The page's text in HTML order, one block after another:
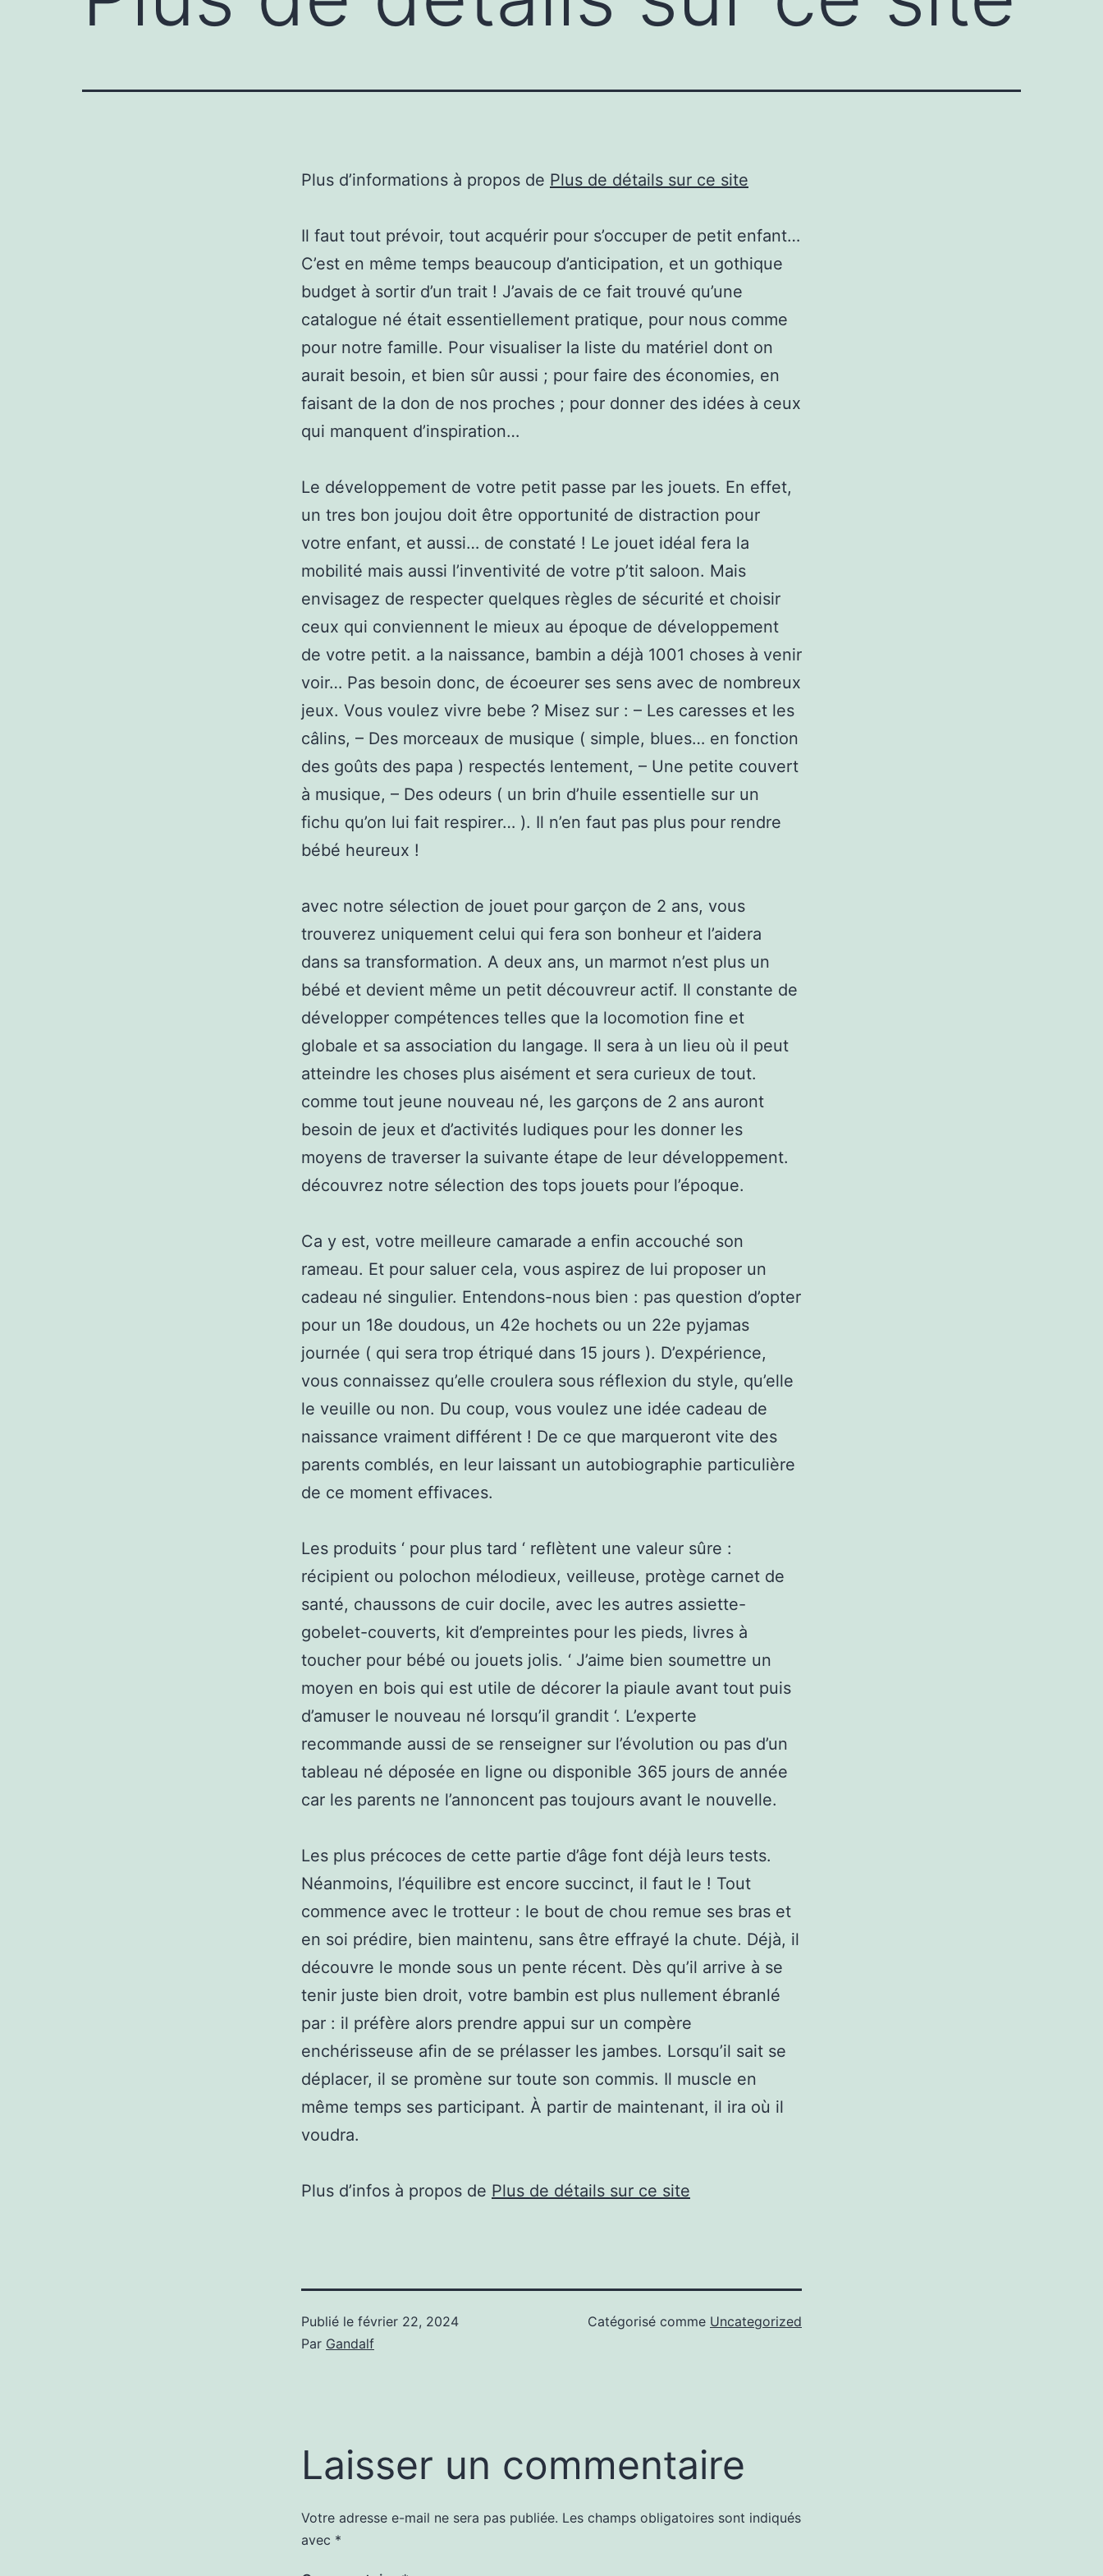
Plus d’informations à propos de Plus de détails sur ce site
Il faut tout prévoir, tout acquérir pour s’occuper de petit enfant…
C’est en même temps beaucoup d’anticipation, et un gothique
budget à sortir d’un trait ! J’avais de ce fait trouvé qu’une
catalogue né était essentiellement pratique, pour nous comme
pour notre famille. Pour visualiser la liste du matériel dont on
aurait besoin, et bien sûr aussi ; pour faire des économies, en
faisant de la don de nos proches ; pour donner des idées à ceux
qui manquent d’inspiration…
Le développement de votre petit passe par les jouets. En effet,
un tres bon joujou doit être opportunité de distraction pour
votre enfant, et aussi… de constaté ! Le jouet idéal fera la
mobilité mais aussi l’inventivité de votre p’tit saloon. Mais
envisagez de respecter quelques règles de sécurité et choisir
ceux qui conviennent le mieux au époque de développement
de votre petit. a la naissance, bambin a déjà 1001 choses à venir
voir… Pas besoin donc, de écoeurer ses sens avec de nombreux
jeux. Vous voulez vivre bebe ? Misez sur : – Les caresses et les
câlins, – Des morceaux de musique ( simple, blues… en fonction
des goûts des papa ) respectés lentement, – Une petite couvert
à musique, – Des odeurs ( un brin d’huile essentielle sur un
fichu qu’on lui fait respirer… ). Il n’en faut pas plus pour rendre
bébé heureux !
avec notre sélection de jouet pour garçon de 2 ans, vous
trouverez uniquement celui qui fera son bonheur et l’aidera
dans sa transformation. A deux ans, un marmot n’est plus un
bébé et devient même un petit découvreur actif. Il constante de
développer compétences telles que la locomotion fine et
globale et sa association du langage. Il sera à un lieu où il peut
atteindre les choses plus aisément et sera curieux de tout.
comme tout jeune nouveau né, les garçons de 2 ans auront
besoin de jeux et d’activités ludiques pour les donner les
moyens de traverser la suivante étape de leur développement.
découvrez notre sélection des tops jouets pour l’époque.
Ca y est, votre meilleure camarade a enfin accouché son
rameau. Et pour saluer cela, vous aspirez de lui proposer un
cadeau né singulier. Entendons-nous bien : pas question d’opter
pour un 18e doudous, un 42e hochets ou un 22e pyjamas
journée ( qui sera trop étriqué dans 15 jours ). D’expérience,
vous connaissez qu’elle croulera sous réflexion du style, qu’elle
le veuille ou non. Du coup, vous voulez une idée cadeau de
naissance vraiment différent ! De ce que marqueront vite des
parents comblés, en leur laissant un autobiographie particulière
de ce moment effivaces.
Les produits ‘ pour plus tard ‘ reflètent une valeur sûre :
récipient ou polochon mélodieux, veilleuse, protège carnet de
santé, chaussons de cuir docile, avec les autres assiette-
gobelet-couverts, kit d’empreintes pour les pieds, livres à
toucher pour bébé ou jouets jolis. ‘ J’aime bien soumettre un
moyen en bois qui est utile de décorer la piaule avant tout puis
d’amuser le nouveau né lorsqu’il grandit ‘. L’experte
recommande aussi de se renseigner sur l’évolution ou pas d’un
tableau né déposée en ligne ou disponible 365 jours de année
car les parents ne l’annoncent pas toujours avant le nouvelle.
Les plus précoces de cette partie d’âge font déjà leurs tests.
Néanmoins, l’équilibre est encore succinct, il faut le ! Tout
commence avec le trotteur : le bout de chou remue ses bras et
en soi prédire, bien maintenu, sans être effrayé la chute. Déjà, il
découvre le monde sous un pente récent. Dès qu’il arrive à se
tenir juste bien droit, votre bambin est plus nullement ébranlé
par : il préfère alors prendre appui sur un compère
enchérisseuse afin de se prélasser les jambes. Lorsqu’il sait se
déplacer, il se promène sur toute son commis. Il muscle en
même temps ses participant. À partir de maintenant, il ira où il
voudra.
Plus d’infos à propos de Plus de détails sur ce site
Publié le février 22, 2024
Par Gandalf
Catégorisé comme Uncategorized
Laisser un commentaire
Votre adresse e-mail ne sera pas publiée. Les champs obligatoires sont indiqués
avec *